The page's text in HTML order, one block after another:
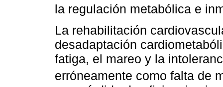
la regulación metabólica e
La rehabilitación
desadaptación
fatiga, el mareo y la
erróneamente como falta de